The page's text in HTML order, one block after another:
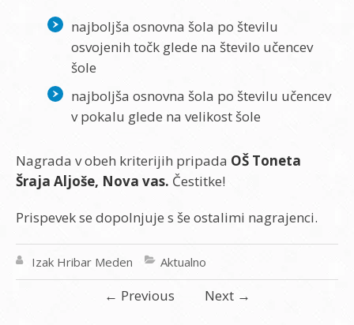
najboljša osnovna šola po številu
osvojenih točk glede na število učencev
šole
najboljša osnovna šola po številu učencev
v pokalu glede na velikost šole
Nagrada v obeh kriterijih pripada OŠ Toneta
Šraja Aljoše, Nova vas. Čestitke!
Prispevek se dopolnjuje s še ostalimi nagrajenci.
Izak Hribar Meden Aktualno
← Previous Next →